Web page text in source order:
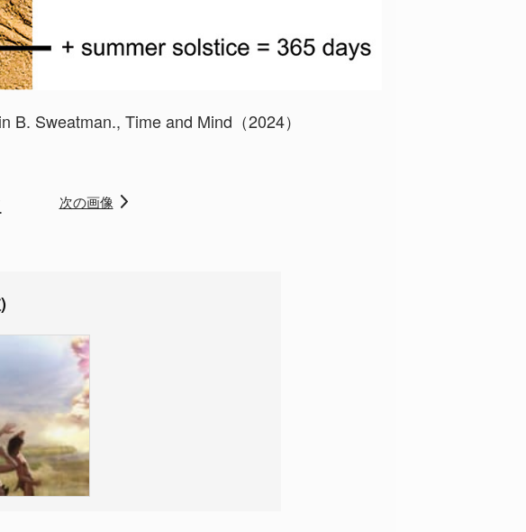
B. Sweatman., Time and Mind（2024）
次の画像